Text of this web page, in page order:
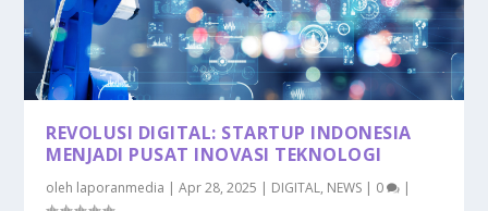
REVOLUSI DIGITAL: STARTUP INDONESIA
MENJADI PUSAT INOVASI TEKNOLOGI
oleh laporanmedia |Apr 28, 2025 | DIGITAL, NEWS | 0 |